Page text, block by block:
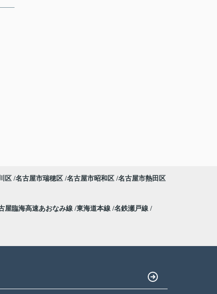
区 名古屋市瑞穂区 名古屋市昭和区 名古屋市熱田区
屋臨海高速あおなみ線 東海道本線 名鉄瀬戸線